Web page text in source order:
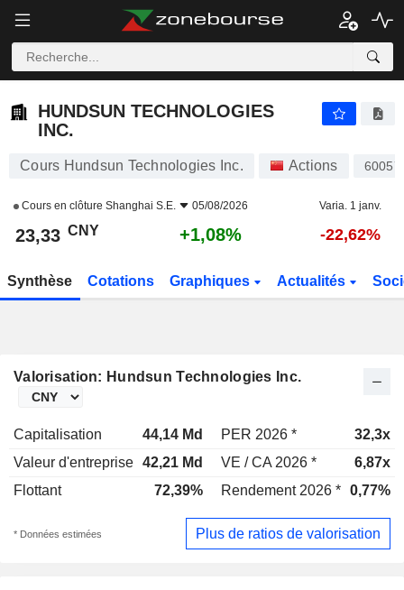
HUNDSUN TECHNOLOGIES
INC.
Cours Hundsun Technologies Inc. Actions
Cours en clôture Shanghai S.E. 05/08/2026 Varia. 1 janv.
23,33 CNY +1,08% -22,62%
Synthèse Cotations Graphiques Actualités
Valorisation: Hundsun Technologies Inc.
Capitalisation 44,14 Md PER 2026 *
32,3x
Valeur d'entreprise 42,21 Md VE / CA 2026 *
6,87x
Flottant
72,39% Rendement 2026 * 0,77%
* Données estimées Plus de ratios de valorisation